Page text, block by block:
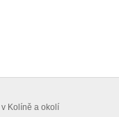
v Kolíně a okolí